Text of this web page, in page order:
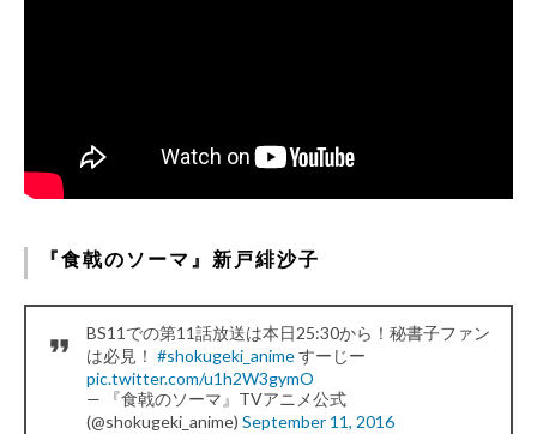
『食戟のソーマ』新戸緋沙子
BS11での第11話放送は本日25:30から！秘書子ファン
は必見！ #shokugeki_animeすーじー
pic.twitter.com/u1h2W3gymO
— 『食戟のソーマ』TVアニメ公式
(@shokugeki_anime) September 11, 2016